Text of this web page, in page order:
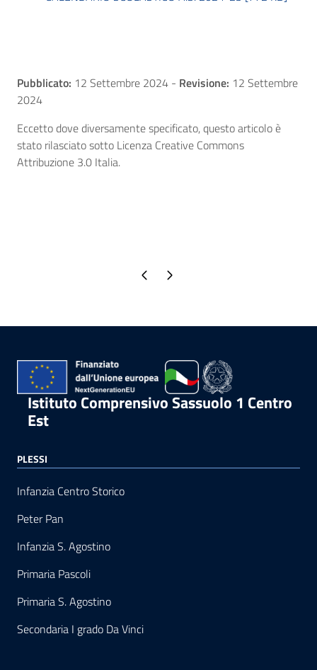
Pubblicato: 12 Settembre 2024 - Revisione: 12 Settembre
2024
Eccetto dove diversamente specificato, questo articolo è
stato rilasciato sotto Licenza Creative Commons
Attribuzione 3.0 Italia.
Pagina precedente
Pagina successiva
Istituto Comprensivo Sassuolo 1 Centro
Est
PLESSI
Infanzia Centro Storico
Peter Pan
Infanzia S. Agostino
Primaria Pascoli
Primaria S. Agostino
Secondaria I grado Da Vinci